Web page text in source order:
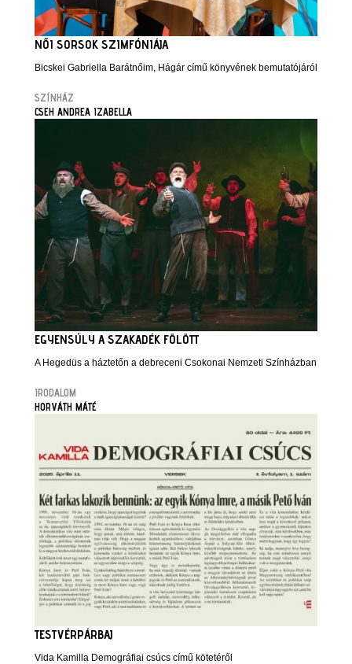
NŐI SORSOK SZIMFÓNIÁJA
Bicskei Gabriella Barátnőim, Hágár című könyvének bemutatójáról
SZÍNHÁZ
CSEH ANDREA IZABELLA
EGYENSÚLY A SZAKADÉK FÖLÖTT
A Hegedüs a háztetőn a debreceni Csokonai Nemzeti Színházban
IRODALOM
HORVÁTH MÁTÉ
TESTVÉRPÁRBAJ
Vida Kamilla Demográfiai csúcs című kötetéről